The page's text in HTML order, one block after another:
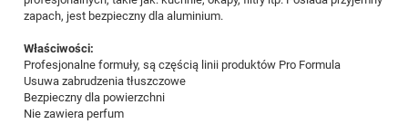
zapach, jest bezpieczny dla aluminium.
Właściwości:
Profesjonalne formuły, są częścią linii produktów Pro Formula
Usuwa zabrudzenia tłuszczowe
Bezpieczny dla powierzchni
Nie zawiera perfum